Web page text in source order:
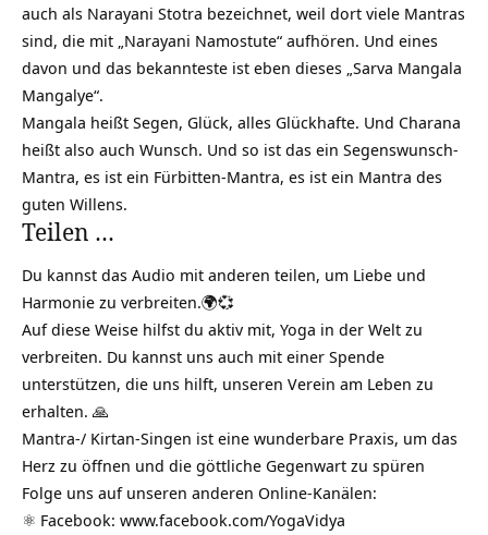
auch als Narayani Stotra bezeichnet, weil dort viele Mantras
sind, die mit „Narayani Namostute“ aufhören. Und eines
davon und das bekannteste ist eben dieses „Sarva Mangala
Mangalye“.
Mangala heißt Segen, Glück, alles Glückhafte. Und Charana
heißt also auch Wunsch. Und so ist das ein Segenswunsch-
Mantra, es ist ein Fürbitten-Mantra, es ist ein Mantra des
guten Willens.
Teilen …
Du kannst das Audio mit anderen teilen, um Liebe und
Harmonie zu verbreiten.🌍💞
Auf diese Weise hilfst du aktiv mit, Yoga in der Welt zu
verbreiten. Du kannst uns auch mit einer Spende
unterstützen, die uns hilft, unseren Verein am Leben zu
erhalten. 🙏
Mantra-/ Kirtan-Singen ist eine wunderbare Praxis, um das
Herz zu öffnen und die göttliche Gegenwart zu spüren
Folge uns auf unseren anderen Online-Kanälen:
⚛️ Facebook: www.facebook.com/YogaVidya